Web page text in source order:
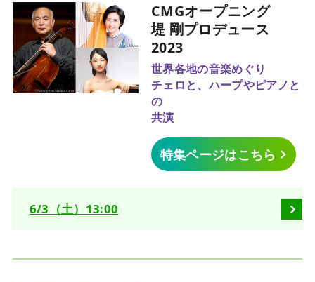
CMGオープニング
堤 剛プロデュース
2023
世界各地の音楽めぐり
チェロと、ハープやピアノと
の
共演
特集ページはこちら
6/3（土）13:00